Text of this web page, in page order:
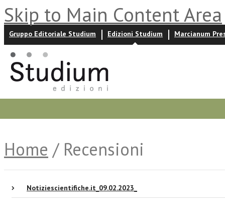
Skip to Main Content Area
Gruppo Editoriale Studium Edizioni Studium Marcianum
Home / Recensioni
Notiziescientifiche.it_09.02.2023_